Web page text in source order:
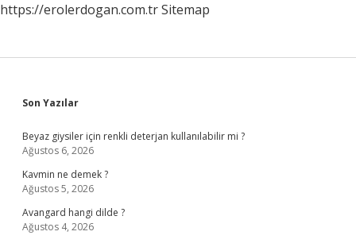
https://erolerdogan.com.trSitemap
Sidebar
Son Yazılar
Beyaz giysiler için renkli deterjan kullanılabilir mi ?
Ağustos 6, 2026
Kavmin ne demek ?
Ağustos 5, 2026
Avangard hangi dilde ?
Ağustos 4, 2026